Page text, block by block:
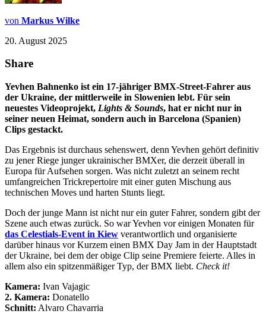
von Markus Wilke
20. August 2025
Share
Yevhen Bahnenko ist ein 17-jähriger BMX-Street-Fahrer aus
der Ukraine, der mittlerweile in Slowenien lebt. Für sein
neuestes Videoprojekt, Lights & Sounds, hat er nicht nur in
seiner neuen Heimat, sondern auch in Barcelona (Spanien)
Clips gestackt.
Das Ergebnis ist durchaus sehenswert, denn Yevhen gehört definitiv
zu jener Riege junger ukrainischer BMXer, die derzeit überall in
Europa für Aufsehen sorgen. Was nicht zuletzt an seinem recht
umfangreichen Trickrepertoire mit einer guten Mischung aus
technischen Moves und harten Stunts liegt.
Doch der junge Mann ist nicht nur ein guter Fahrer, sondern gibt der
Szene auch etwas zurück. So war Yevhen vor einigen Monaten für
das Celestials-Event in Kiew verantwortlich und organisierte
darüber hinaus vor Kurzem einen BMX Day Jam in der Hauptstadt
der Ukraine, bei dem der obige Clip seine Premiere feierte. Alles in
allem also ein spitzenmäßiger Typ, der BMX liebt. Check it!
Kamera: Ivan Vajagic
2. Kamera: Donatello
Schnitt: Alvaro Chavarria